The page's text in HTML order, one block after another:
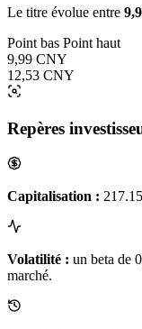
Le titre évolue entre
Point bas Point haut
9,99 CNY
12,53 CNY
Repères
Capitalisation :
Volatilité : un beta de
marché.